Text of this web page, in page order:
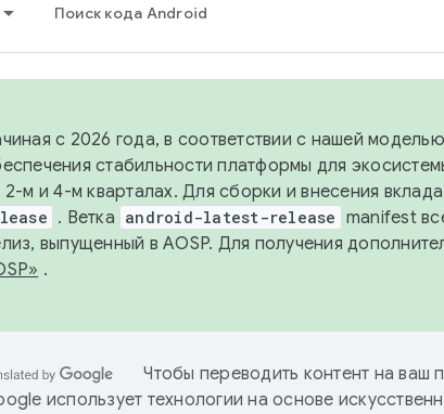
Поиск кода Android
с 2026 года, в соответствии с нашей
стабильности платформы для
2-м и 4-м кварталах. Для сборки и внесения вклада
. Ветка android-latest-release manifest
выпущенный в AOSP. Для получения
.
Чтобы переводить контент на ваш
использует технологии на основе